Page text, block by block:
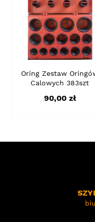
Oring Zestaw
Calowych 383szt
Cena
90,00 zł